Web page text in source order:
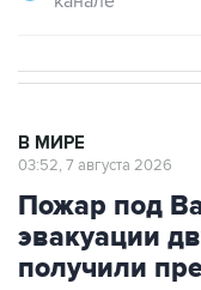
В МИРЕ
03:52, 7 августа 2026
Пожар под
эвакуации
получили